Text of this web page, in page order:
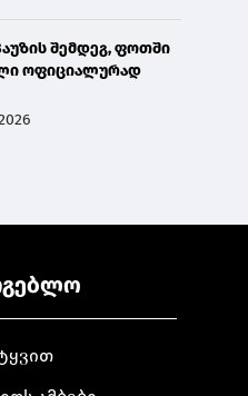
შემდეგ, ფოთში
ოფიციალურად